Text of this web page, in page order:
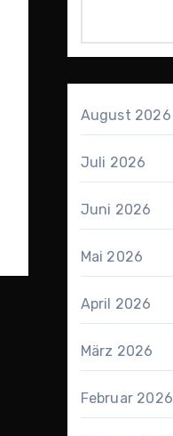
August 2026
Juli 2026
Juni 2026
Mai 2026
April 2026
März 2026
Februar 2026